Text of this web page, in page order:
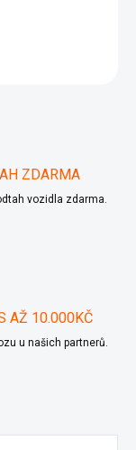
ZDARMA
vozidla zdarma.
AŽ 10.000KČ
u našich partnerů.